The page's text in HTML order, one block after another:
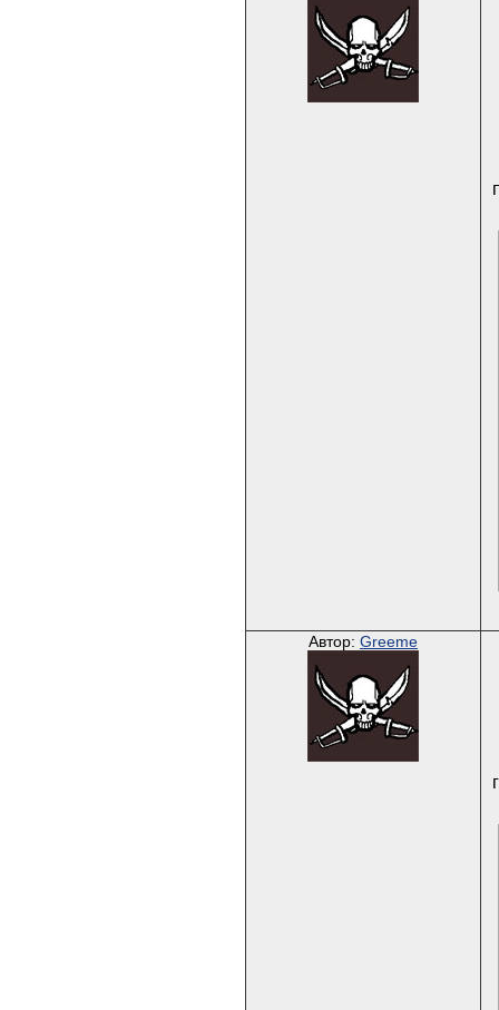
Автор: Greeme